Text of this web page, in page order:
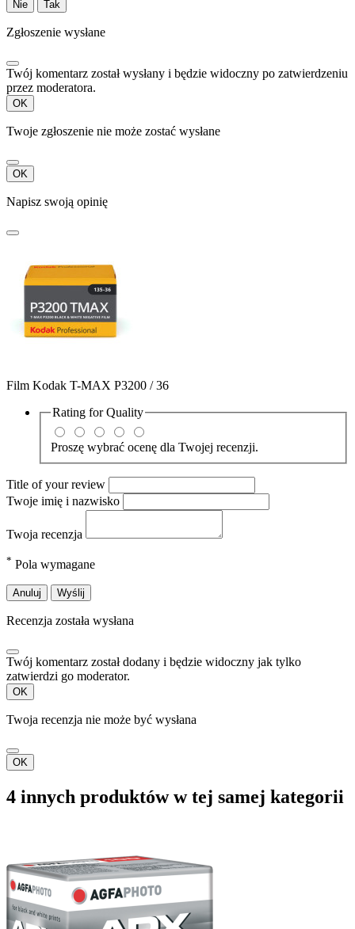
Nie Tak
Zgłoszenie wysłane
Twój komentarz został wysłany i będzie widoczny po zatwierdzeniu
przez moderatora.
OK
Twoje zgłoszenie nie może zostać wysłane
OK
Napisz swoją opinię
Film Kodak T-MAX P3200 / 36
Rating forQuality
Proszę wybrać ocenę dla Twojej recenzji.
Title of your review
Twoje imię i nazwisko
Twoja recenzja
* Pola wymagane
Anuluj Wyślij
Recenzja została wysłana
Twój komentarz został dodany i będzie widoczny jak tylko
zatwierdzi go moderator.
OK
Twoja recenzja nie może być wysłana
OK
4 innych produktów w tej samej kategorii